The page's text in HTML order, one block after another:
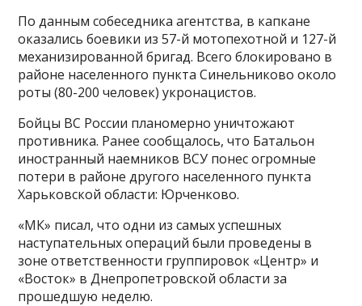
По данным собеседника агентства, в капкане
оказались боевики из 57-й мотопехотной и 127-й
механизированной бригад. Всего блокировано в
районе населенного пункта Синельниково около
роты (80-200 человек) укронацистов.
Бойцы ВС России планомерно уничтожают
противника. Ранее сообщалось, что Батальон
иностранный наемников ВСУ понес огромные
потери в районе другого населенного пункта
Харьковской области: Юрченково.
«МК» писал, что одни из самых успешных
наступательных операций были проведены в
зоне ответственности группировок «Центр» и
«Восток» в Днепропетровской области за
прошедшую неделю.